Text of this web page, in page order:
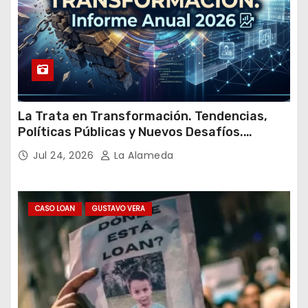
La Trata en Transformación. Tendencias,
Políticas Públicas y Nuevos Desafíos.
Argentina y el Mundo – Julio 2026
Jul 24, 2026 La Alameda
CASO LOAN GUSTAVO VERA